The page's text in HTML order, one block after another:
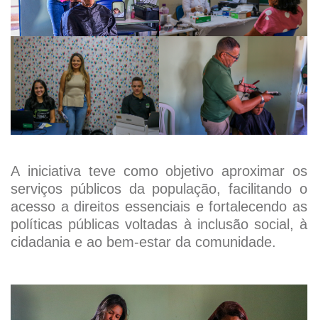
A iniciativa teve como objetivo aproximar os
serviços públicos da população, facilitando o
acesso a direitos essenciais e fortalecendo as
políticas públicas voltadas à inclusão social, à
cidadania e ao bem-estar da comunidade.